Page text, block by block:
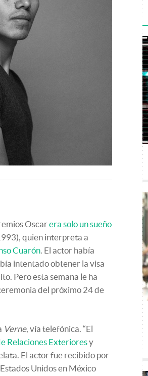
Oscarera solo un sueño
quien interpreta a
Cuarón. El actor había
intentado obtener la visa
Pero esta semana le ha
del próximo 24 de
Verne, vía telefónica. “El
Relaciones Exterioresy
El actor fue recibido por
Unidos en México